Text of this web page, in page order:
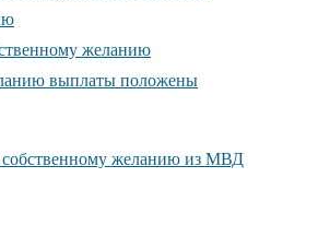
желанию
выплаты положены
желанию из МВД